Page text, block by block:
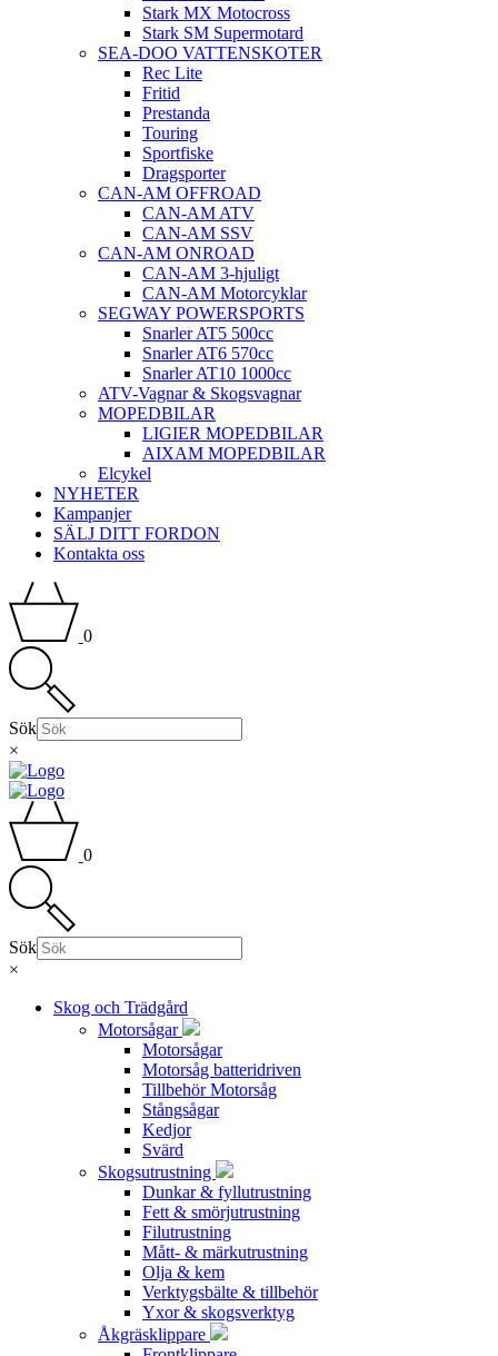
Stark MX Motocross
Stark SM Supermotard
SEA-DOO VATTENSKOTER
Rec Lite
Fritid
Prestanda
Touring
Sportfiske
Dragsporter
CAN-AM OFFROAD
CAN-AM ATV
CAN-AM SSV
CAN-AM ONROAD
CAN-AM 3-hjuligt
CAN-AM Motorcyklar
SEGWAY POWERSPORTS
Snarler AT5 500cc
Snarler AT6 570cc
Snarler AT10 1000cc
ATV-Vagnar & Skogsvagnar
MOPEDBILAR
LIGIER MOPEDBILAR
AIXAM MOPEDBILAR
Elcykel
NYHETER
Kampanjer
SÄLJ DITT FORDON
Kontakta oss
0
Sök
×
0
Sök
×
Skog och Trädgård
Motorsågar
Motorsågar
Motorsåg batteridriven
Tillbehör Motorsåg
Stångsågar
Kedjor
Svärd
Skogsutrustning
Dunkar & fyllutrustning
Fett & smörjutrustning
Filutrustning
Mått- & märkutrustning
Olja & kem
Verktygsbälte & tillbehör
Yxor & skogsverktyg
Åkgräsklippare